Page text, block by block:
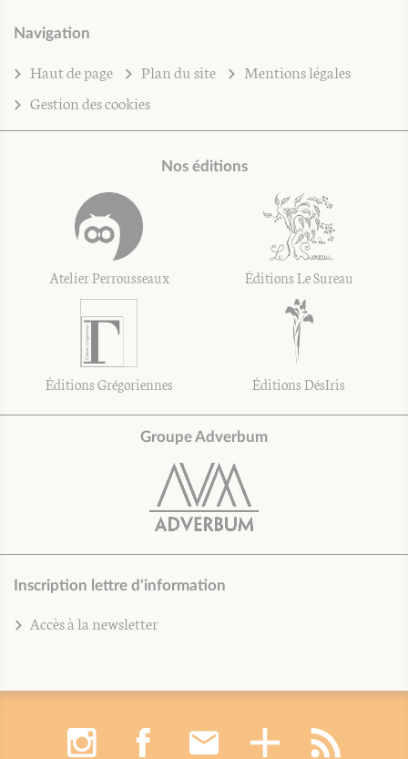
Navigation
Haut de page Plan du site
Mentions légales
Gestion des cookies
Nos éditions
Atelier Perrousseaux Éditions Le Sureau
Éditions Grégoriennes Éditions DésIris
Groupe Adverbum
Inscription lettre d'information
Accès à la newsletter